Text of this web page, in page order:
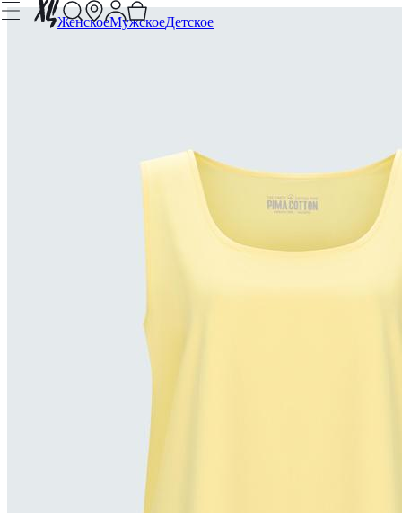
ЖенскоеМужскоеДетское